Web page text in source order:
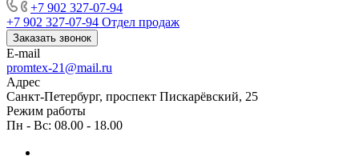
+7 902 327-07-94
+7 902 327-07-94 Отдел продаж
Заказать звонок
E-mail
promtex-21@mail.ru
Адрес
Санкт-Петербург, проспект Пискарёвский, 25
Режим работы
Пн - Вс: 08.00 - 18.00